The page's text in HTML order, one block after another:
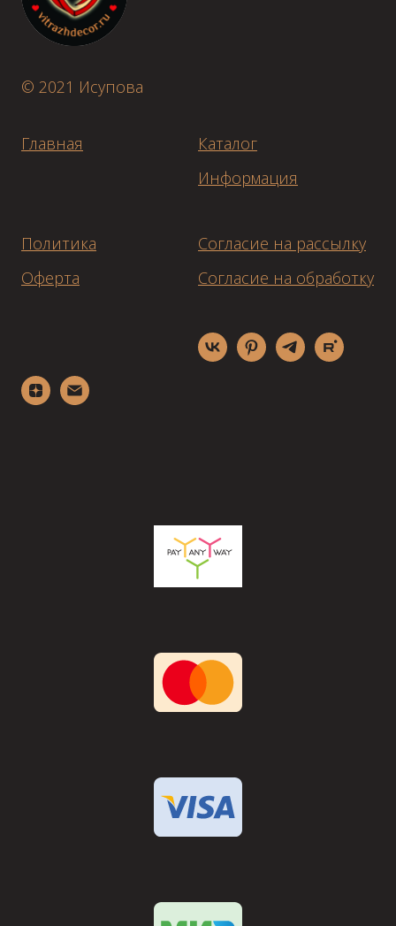
© 2021 Исупова
Главная
Каталог
Информация
Политика
Оферта
Согласие на рассылку
Согласие на обработку